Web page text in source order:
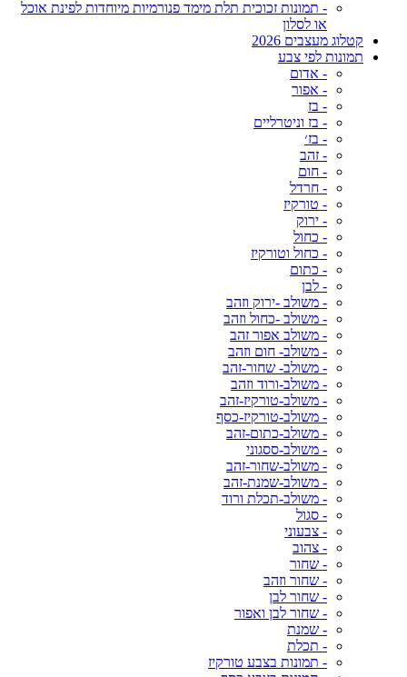
- תמונות זכוכית תלת מימד פנורמיות מיוחדות לפינת אוכל
או לסלון
קטלוג מעצבים 2026
תמונות לפי צבע
- אדום
- אפור
- בז
- בז וניטרליים
- בז׳
- זהב
- חום
- חרדל
- טורקיז
- ירוק
- כחול
- כחול וטורקיז
- כתום
- לבן
- משולב -ירוק וזהב
- משולב -כחול וזהב
- משולב אפור זהב
- משולב- חום וזהב
- משולב- שחור-זהב
- משולב-ורוד וזהב
- משולב-טורקיז-זהב
- משולב-טורקיז-כסף
- משולב-כתום-זהב
- משולב-ססגוני
- משולב-שחור-זהב
- משולב-שמנת-זהב
- משולב-תכלת ורוד
- סגול
- צבעוני
- צהוב
- שחור
- שחור וזהב
- שחור לבן
- שחור לבן ואפור
- שמנת
- תכלת
- תמונות בצבע טורקיז